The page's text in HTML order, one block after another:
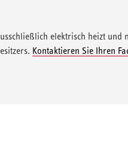
elektrisch heizt
Kontaktieren Sie Ihren